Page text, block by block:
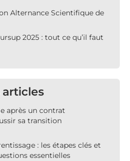
Alternance Scientifique de
2025 : tout ce qu’il faut
articles
après un contrat
sa transition
: les étapes clés et
essentielles